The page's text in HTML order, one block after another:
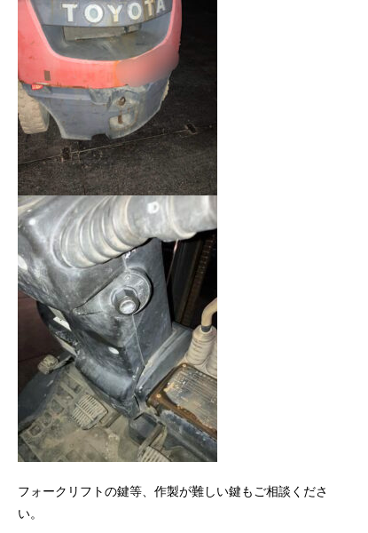
フォークリフトの鍵等、作製が難しい鍵もご相談くださ
い。